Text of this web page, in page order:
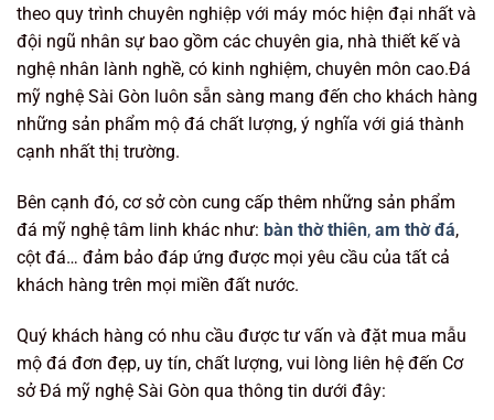
theo quy trình chuyên nghiệp với máy móc hiện đại nhất và
đội ngũ nhân sự bao gồm các chuyên gia, nhà thiết kế và
nghệ nhân lành nghề, có kinh nghiệm, chuyên môn cao.Đá
mỹ nghệ Sài Gòn luôn sẵn sàng mang đến cho khách hàng
những sản phẩm mộ đá chất lượng, ý nghĩa với giá thành
cạnh nhất thị trường.
Bên cạnh đó, cơ sở còn cung cấp thêm những sản phẩm
đá mỹ nghệ tâm linh khác như: bàn thờ thiên, am thờ đá,
cột đá… đảm bảo đáp ứng được mọi yêu cầu của tất cả
khách hàng trên mọi miền đất nước.
Quý khách hàng có nhu cầu được tư vấn và đặt mua mẫu
mộ đá đơn đẹp, uy tín, chất lượng, vui lòng liên hệ đến Cơ
sở Đá mỹ nghệ Sài Gòn qua thông tin dưới đây: